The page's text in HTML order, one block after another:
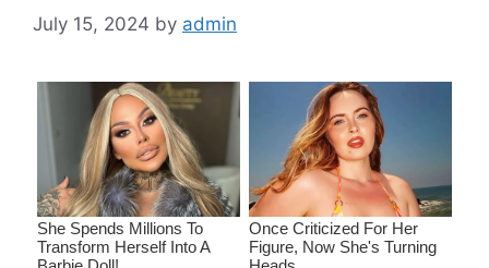
July 15, 2024 by admin